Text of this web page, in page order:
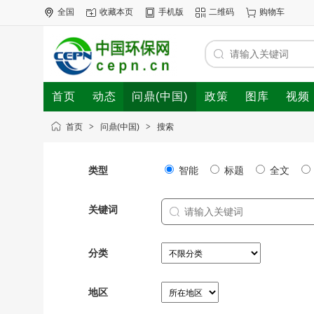
全国 收藏本页 手机版 二维码 购物车
首页 动态 问鼎(中国) 政策 图库 视频
首页 > 问鼎(中国) > 搜索
类型 智能 标题 全文
关键词
分类
地区